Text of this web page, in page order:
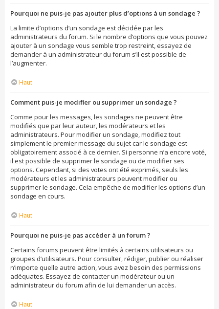
Pourquoi ne puis-je pas ajouter plus d’options à un sondage ?
La limite d’options d’un sondage est décidée par les
administrateurs du forum. Si le nombre d’options que vous pouvez
ajouter à un sondage vous semble trop restreint, essayez de
demander à un administrateur du forum s’il est possible de
l’augmenter.
Haut
Comment puis-je modifier ou supprimer un sondage ?
Comme pour les messages, les sondages ne peuvent être
modifiés que par leur auteur, les modérateurs et les
administrateurs. Pour modifier un sondage, modifiez tout
simplement le premier message du sujet car le sondage est
obligatoirement associé à ce dernier. Si personne n’a encore voté,
il est possible de supprimer le sondage ou de modifier ses
options. Cependant, si des votes ont été exprimés, seuls les
modérateurs et les administrateurs peuvent modifier ou
supprimer le sondage. Cela empêche de modifier les options d’un
sondage en cours.
Haut
Pourquoi ne puis-je pas accéder à un forum ?
Certains forums peuvent être limités à certains utilisateurs ou
groupes d’utilisateurs. Pour consulter, rédiger, publier ou réaliser
n’importe quelle autre action, vous avez besoin des permissions
adéquates. Essayez de contacter un modérateur ou un
administrateur du forum afin de lui demander un accès.
Haut